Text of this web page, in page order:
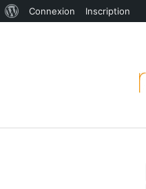
Connexion Inscription